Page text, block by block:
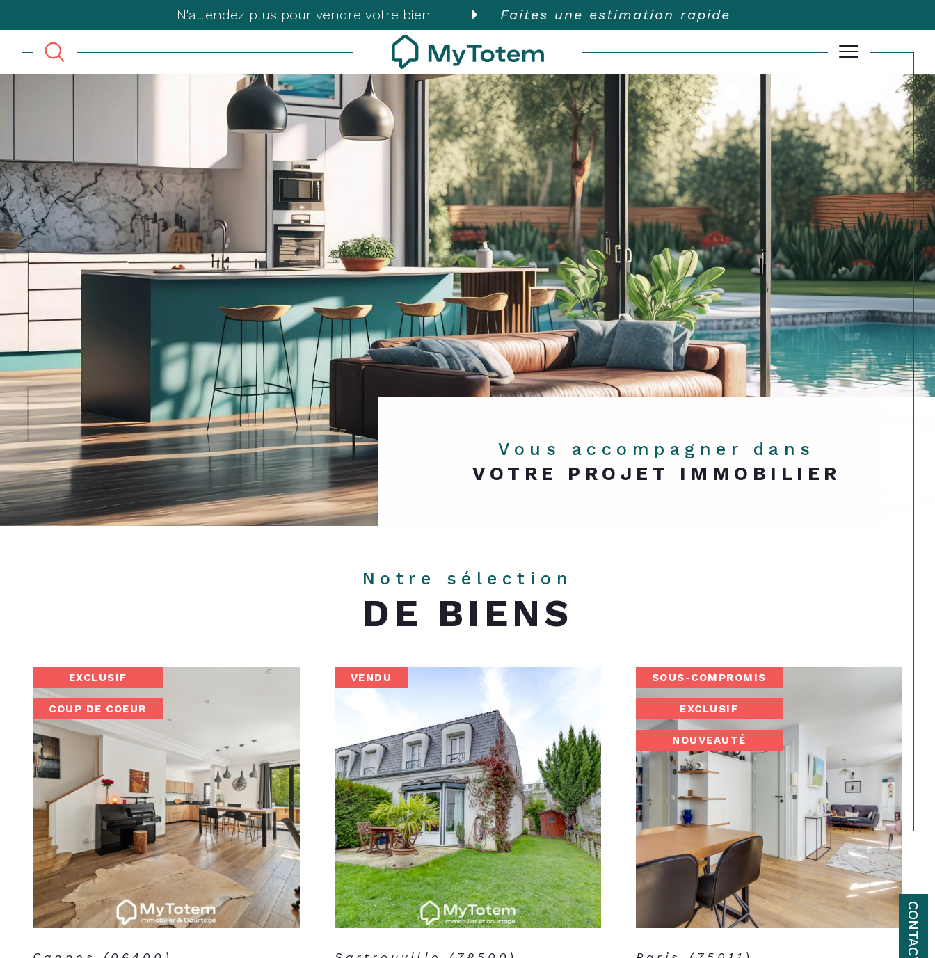
N'attendez plus pour vendre votre bien Faites une estimation rapide
CONTACT
du neuf
de l'immo pro
Louer
à l'année
en saisonnier
de l'immo pro
Estimer
BUDGET Filtrer
Voir les82annonces
Réinitialiser les filtres
Vous accompagner dans
VOTRE PROJET IMMOBILIER
Notre sélection
DE BIENS
EXCLUSIF
COUP DE COEUR
VENDU SOUS-COMPROMIS
EXCLUSIF
NOUVEAUTÉ